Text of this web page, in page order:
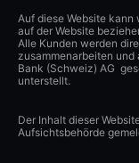
Auf diese Website
auf der Website
Alle Kunden werden
zusammenarbeiten
Bank (Schweiz) AG
unterstellt.
Der Inhalt dieser
Aufsichtsbehörde